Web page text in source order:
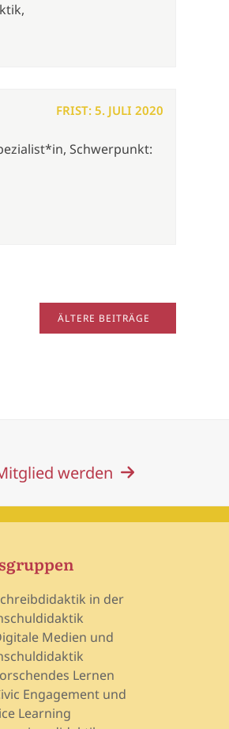
FRIST: 5. JULI 2020
Schwerpunkt:
ÄLTERE BEITRÄGE
werden
in der
Medien und
Lernen
Engagement und
Learning